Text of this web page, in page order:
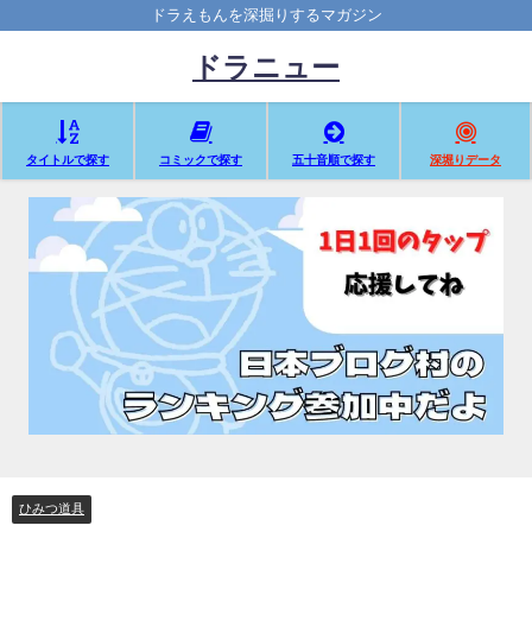
ドラえもんを深掘りするマガジン
ドラニュー
タイトルで探す コミックで探す 五十音順で探す 深堀りデータ
ひみつ道具